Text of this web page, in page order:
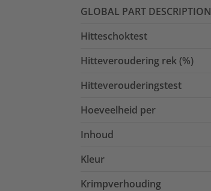
GLOBAL PART DESCRIPTION
Hitteschoktest
Hitteveroudering rek (%)
Hitteverouderingstest
Hoeveelheid per
Inhoud
Kleur
Krimpverhouding